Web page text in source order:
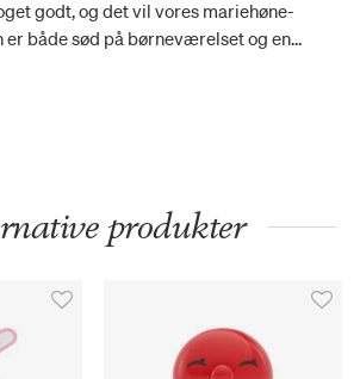
godt, og det vil vores mariehøne-
er både sød på børneværelset og en
der har brug for lidt ekstra optimisme.
produkter